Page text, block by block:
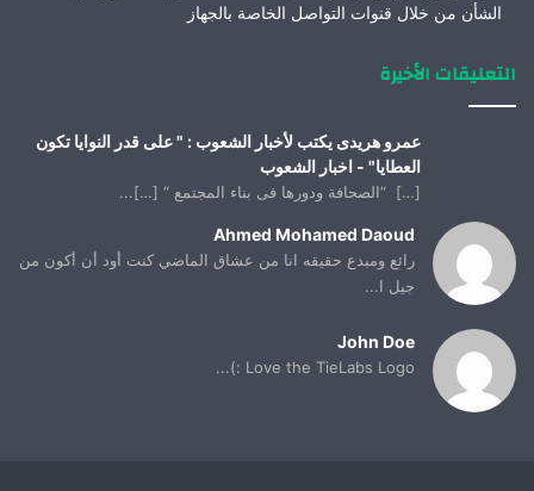
الشأن من خلال قنوات التواصل الخاصة بالجهاز
التعليقات الأخيرة
عمرو هريدى يكتب لأخبار الشعوب : " على قدر النوايا تكون
العطايا" - اخبار الشعوب
[…] “الصحافة ودورها فى بناء المجتمع “ […]...
Ahmed Mohamed Daoud
رائع ومبدع حقيقه انا من عشاق الماضي كنت أود أن أكون من
جيل ا...
John Doe
Love the TieLabs Logo :)...